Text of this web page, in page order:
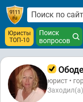
Юристы
ТОП-10
Поиск
вопросов
юрист •